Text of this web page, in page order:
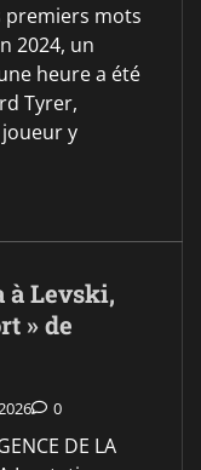
premiers mots
2024, un
heure a été
Tyrer,
y
à Levski,
» de
0
DE LA